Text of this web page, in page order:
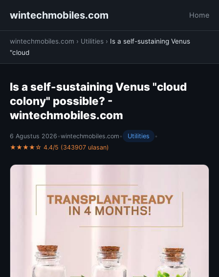
wintechmobiles.com Home
wintechmobiles.com › Utilities › Is a self-sustaining Venus
"cloud
Is a self-sustaining Venus "cloud
colony" possible? -
wintechmobiles.com
6 Agustus 2026 •wintechmobiles.com • Utilities
•
★★★★☆ 4.4/5 (343907 ulasan)